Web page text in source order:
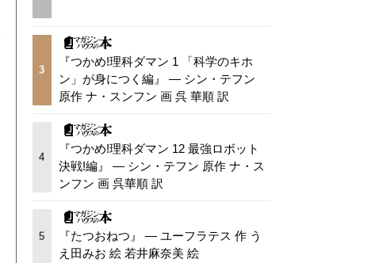
3
『つかめ!理科ダマン 1 「科学のキホ
ン」が身につく編』 — シン・テフン
原作 ナ・スンフン 画 呉 華順 訳
4
『つかめ!理科ダマン 12 最強ロボット
決戦!編』 — シン・テフン 原作 ナ・ス
ンフン 画 呉華順 訳
5
『たつおねつ』 — ユーフラテス 作 う
え田みお 絵 若井麻奈美 絵